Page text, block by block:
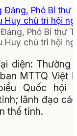
Phó Bí thư
Huy chủ trì hội
diện: Thường
MTTQ Việt
Quốc hội
lãnh đạo
thể tỉnh.